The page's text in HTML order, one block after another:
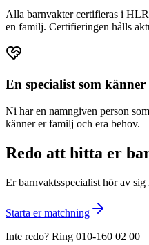
Alla barnvakter certifieras i
en familj. Certifieringen hålls
En specialist som känner
Ni har en namngiven person
känner er familj och era behov.
Redo att hitta er
Er barnvaktsspecialist hör av sig
Starta er matchning
Inte redo? Ring 010-160 02 00